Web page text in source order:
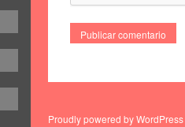
Proudly powered by WordPress